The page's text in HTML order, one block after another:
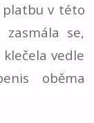
platbu v této
se,
vedle
oběma